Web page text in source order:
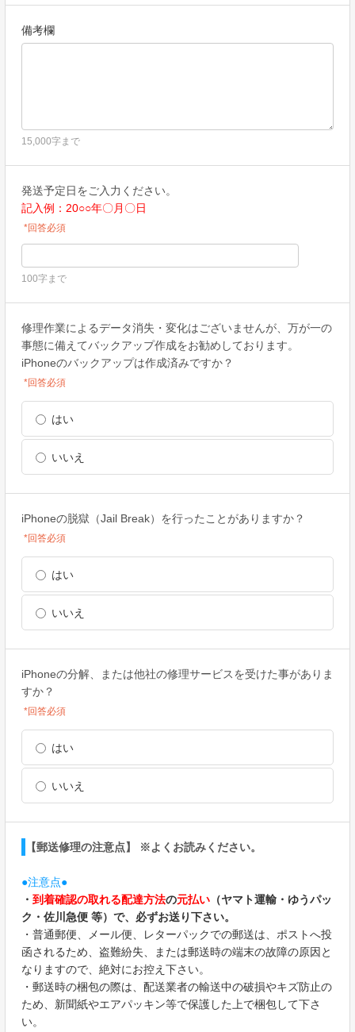
備考欄
15,000字まで
発送予定日をご入力ください。
記入例：20○○年〇月〇日
*回答必須
100字まで
修理作業によるデータ消失・変化はございませんが、万が一の
事態に備えてバックアップ作成をお勧めしております。
iPhoneのバックアップは作成済みですか？
*回答必須
はい
いいえ
iPhoneの脱獄（Jail Break）を行ったことがありますか？
*回答必須
はい
いいえ
iPhoneの分解、または他社の修理サービスを受けた事がありま
すか？
*回答必須
はい
いいえ
【郵送修理の注意点】 ※よくお読みください。
●注意点●
・ 到着確認の取れる配達方法の元払い （ヤマト運輸・ゆうパッ
ク・佐川急便 等）で、必ずお送り下さい。
・普通郵便、メール便、レターパックでの郵送は、ポストへ投
函されるため、盗難紛失、または郵送時の端末の故障の原因と
なりますので、絶対にお控え下さい。
・郵送時の梱包の際は、配送業者の輸送中の破損やキズ防止の
ため、新聞紙やエアパッキン等で保護した上で梱包して下さ
い。